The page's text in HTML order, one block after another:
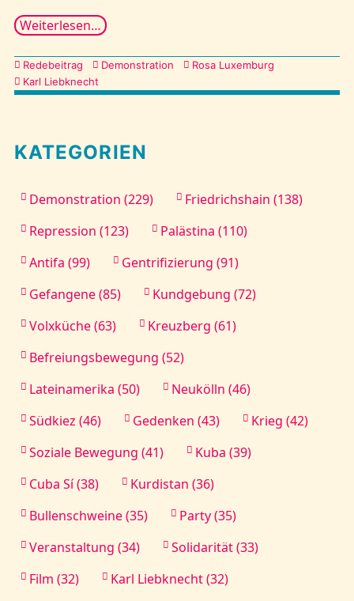
Weiterlesen…
Kategorien
Redebeitrag Demonstration
Rosa Luxemburg
Karl Liebknecht
KATEGORIEN
Demonstration (229)
Friedrichshain (138)
Repression (123)
Palästina (110)
Antifa (99)
Gentrifizierung (91)
Gefangene (85)
Kundgebung (72)
Volxküche (63)
Kreuzberg (61)
Befreiungsbewegung (52)
Lateinamerika (50)
Neukölln (46)
Südkiez (46)
Gedenken (43)
Krieg (42)
Soziale Bewegung (41)
Kuba (39)
Cuba Sí (38)
Kurdistan (36)
Bullenschweine (35)
Party (35)
Veranstaltung (34)
Solidarität (33)
Film (32)
Karl Liebknecht (32)